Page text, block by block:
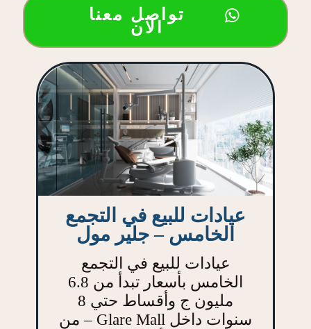
تواصل معنا
الان
عيادات للبيع في التجمع
الخامس – جلير مول
عيادات للبيع في التجمع
الخامس بأسعار تبدأ من 6.8
مليون ج وأقساط حتي 8
سنوات داخل Glare Mall – من